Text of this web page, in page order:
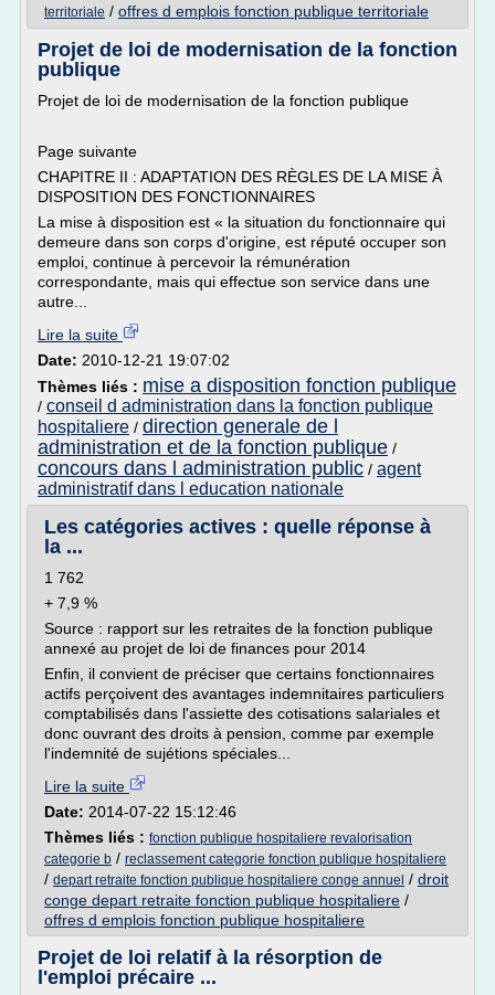
territoriale / offres d emplois fonction publique territoriale
Projet de loi de modernisation de la fonction
publique
Projet de loi de modernisation de la fonction publique
Page suivante
CHAPITRE II : ADAPTATION DES RÈGLES DE LA MISE À
DISPOSITION DES FONCTIONNAIRES
La mise à disposition est « la situation du fonctionnaire qui
demeure dans son corps d'origine, est réputé occuper son
emploi, continue à percevoir la rémunération
correspondante, mais qui effectue son service dans une
autre...
Lire la suite
Date: 2010-12-21 19:07:02
Thèmes liés : mise a disposition fonction publique
/ conseil d administration dans la fonction publique
hospitaliere / direction generale de l
administration et de la fonction publique /
concours dans l administration public / agent
administratif dans l education nationale
Les catégories actives : quelle réponse à
la ...
1 762
+ 7,9 %
Source : rapport sur les retraites de la fonction publique
annexé au projet de loi de finances pour 2014
Enfin, il convient de préciser que certains fonctionnaires
actifs perçoivent des avantages indemnitaires particuliers
comptabilisés dans l'assiette des cotisations salariales et
donc ouvrant des droits à pension, comme par exemple
l'indemnité de sujétions spéciales...
Lire la suite
Date: 2014-07-22 15:12:46
Thèmes liés : fonction publique hospitaliere revalorisation
categorie b / reclassement categorie fonction publique hospitaliere
/ depart retraite fonction publique hospitaliere conge annuel / droit
conge depart retraite fonction publique hospitaliere /
offres d emplois fonction publique hospitaliere
Projet de loi relatif à la résorption de
l'emploi précaire ...